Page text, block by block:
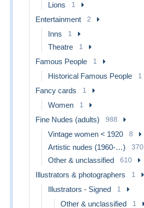
Lions 1
Entertainment 2
Inns 1
Theatre 1
Famous People 1
Historical Famous People 1
Fancy cards 1
Women 1
Fine Nudes (adults) 988
Vintage women < 1920 8
Artistic nudes (1960-…) 370
Other & unclassified 610
Illustrators & photographers 1
Illustrators - Signed 1
Other & unclassified 1